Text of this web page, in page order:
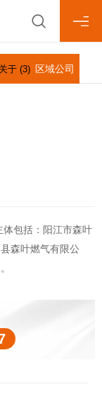
区域公司
体包括：阳江市森叶
森叶燃气有限公